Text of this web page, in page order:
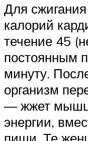
Для
калорий
течение 45
постоянным
минуту.
организм
— жжет
энергии,